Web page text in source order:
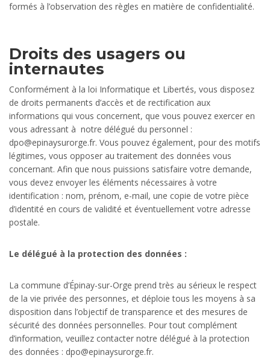
formés à l’observation des règles en matière de confidentialité.
Droits des usagers ou
internautes
Conformément à la loi Informatique et Libertés, vous disposez
de droits permanents d’accès et de rectification aux
informations qui vous concernent, que vous pouvez exercer en
vous adressant à notre délégué du personnel :
dpo@epinaysurorge.fr. Vous pouvez également, pour des motifs
légitimes, vous opposer au traitement des données vous
concernant. Afin que nous puissions satisfaire votre demande,
vous devez envoyer les éléments nécessaires à votre
identification : nom, prénom, e-mail, une copie de votre pièce
d’identité en cours de validité et éventuellement votre adresse
postale.
Le délégué à la protection des données :
La commune d’Épinay-sur-Orge prend très au sérieux le respect
de la vie privée des personnes, et déploie tous les moyens à sa
disposition dans l’objectif de transparence et des mesures de
sécurité des données personnelles. Pour tout complément
d’information, veuillez contacter notre délégué à la protection
des données : dpo@epinaysurorge.fr.